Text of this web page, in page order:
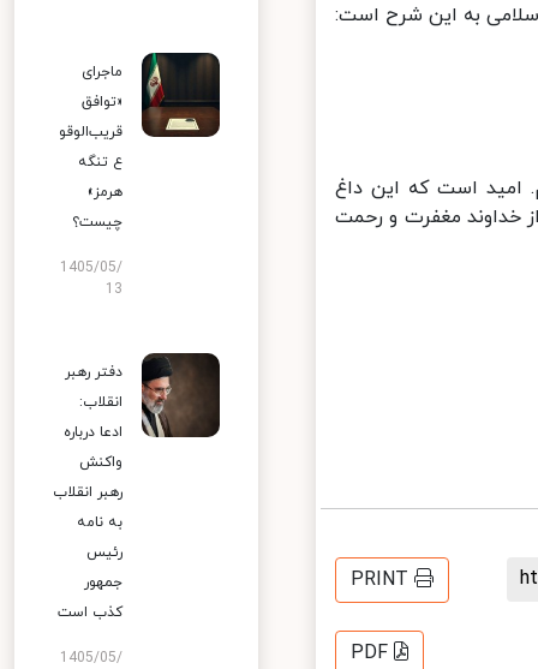
به این شرح است:
امید است که این داغ
مغفرت و رحمت
PRINT
PDF
ماجرای
«توافق
قریب‌الوقو
ع تنگه
هرمز»
چیست؟
1405/05/
13
دفتر رهبر
انقلاب:
ادعا درباره
واکنش
رهبر انقلاب
به نامه
رئیس
جمهور
کذب است
1405/05/